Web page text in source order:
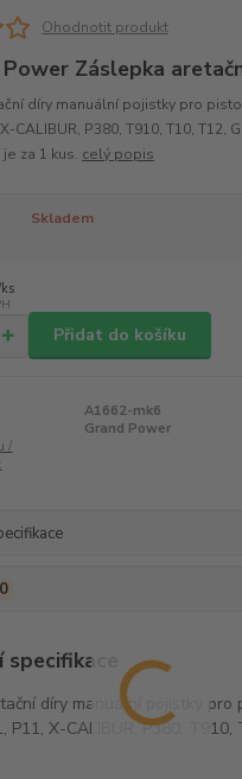
Ohodnotit produkt
Záslepka
díry manuální pojistky pro
CALIBUR, P380, T910, T10, T12,
za 1 kus. celý popis
Skladem
ks
Přidat do košíku
A1662-mk6
Grand Power
/
0
díry manuální pojistky pro
P11, X-CALIBUR, P380,